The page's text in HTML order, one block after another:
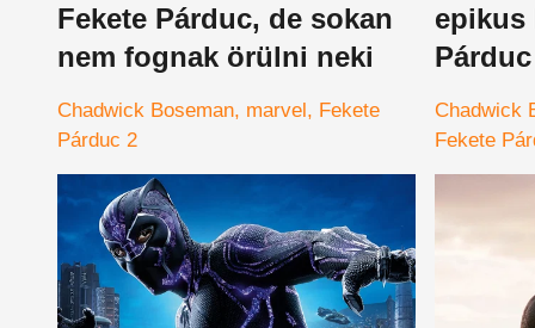
Fekete Párduc, de sokan
nem fognak örülni neki
Chadwick Boseman marvel
Fekete
Párduc 2
epikus
De
volt
ezt a
Chadwick
Fekete